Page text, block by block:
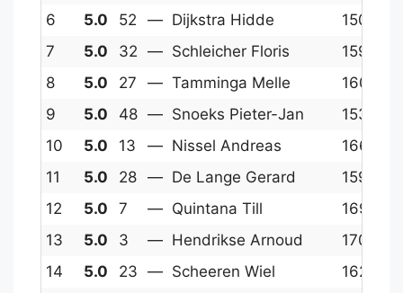
6
5.0 52 — Dijkstra Hidde 1505
7
5.0 32 — Schleicher Floris 1596
8
5.0 27 — Tamminga Melle 1605
9
5.0 48 — Snoeks Pieter-Jan 1530
10
5.0 13 — Nissel Andreas 1668
11
5.0 28 — De Lange Gerard 1599
12
5.0 7 — Quintana Till 1695
13
5.0 3 — Hendrikse Arnoud 1707
14
5.0 23 — Scheeren Wiel 1625